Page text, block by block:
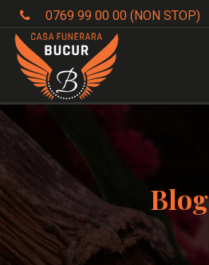
0769 99 00 00 (NON STOP)
Blog